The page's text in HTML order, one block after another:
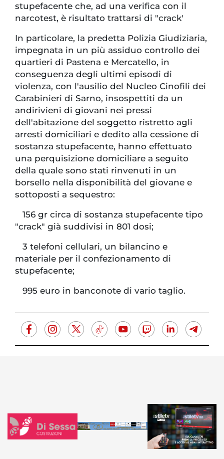
stupefacente che, ad una verifica con il
narcotest, è risultato trattarsi di "crack'
In particolare, la predetta Polizia Giudiziaria,
impegnata in un più assiduo controllo dei
quartieri di Pastena e Mercatello, in
conseguenza degli ultimi episodi di
violenza, con l'ausilio del Nucleo Cinofili dei
Carabinieri di Sarno, insospettiti da un
andirivieni di giovani nei pressi
dell'abitazione del soggetto ristretto agli
arresti domiciliari e dedito alla cessione di
sostanza stupefacente, hanno effettuato
una perquisizione domiciliare a seguito
della quale sono stati rinvenuti in un
borsello nella disponibilità del giovane e
sottoposti a sequestro:
156 gr circa di sostanza stupefacente tipo
"crack" già suddivisi in 801 dosi;
3 telefoni cellulari, un bilancino e
materiale per il confezionamento di
stupefacente;
995 euro in banconote di vario taglio.